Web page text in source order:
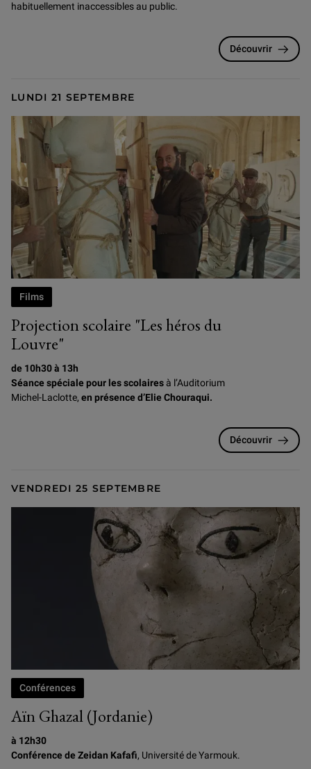
habituellement inaccessibles au public.
Découvrir
LUNDI 21 SEPTEMBRE
Photogramme du film Les Héros du Louvre, d'Elie Chouraqui
Projection scolaire "Les héros du
Louvre"
Films
de 10h30 à 13h
Séance spéciale pour les scolaires à l’Auditorium
Michel-Laclotte, en présence d’Elie Chouraqui.
Découvrir
VENDREDI 25 SEPTEMBRE
Aïn Ghazal (Jordanie)
Conférences
à 12h30
Conférence de Zeidan Kafafi, Université de Yarmouk.